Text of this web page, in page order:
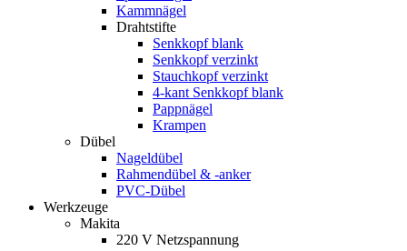
Kammnägel
Drahtstifte
Senkkopf blank
Senkkopf verzinkt
Stauchkopf verzinkt
4-kant Senkkopf blank
Pappnägel
Krampen
Dübel
Nageldübel
Rahmendübel & -anker
PVC-Dübel
Werkzeuge
Makita
220 V Netzspannung